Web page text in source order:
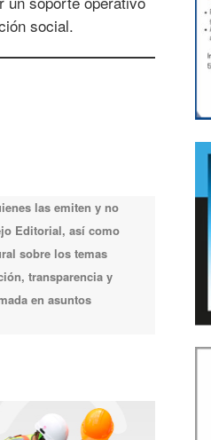
social.
las emiten y no
Editorial, así como
sobre los temas
transparencia y
en asuntos